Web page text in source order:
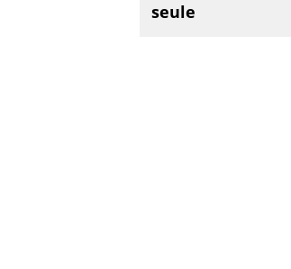
seule